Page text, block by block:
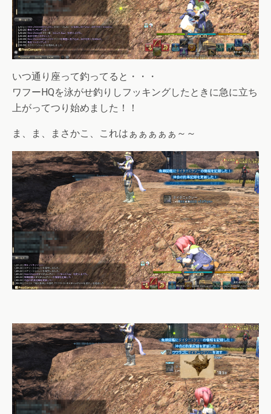
いつ通り座って釣ってると・・・
ワフーHQを泳がせ釣りしフッキングしたときに急に立ち
上がってつり始めました！！
ま、ま、まさかこ、これはぁぁぁぁぁ～～